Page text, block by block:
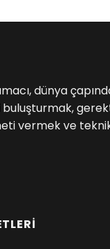
dünya
vermek ve